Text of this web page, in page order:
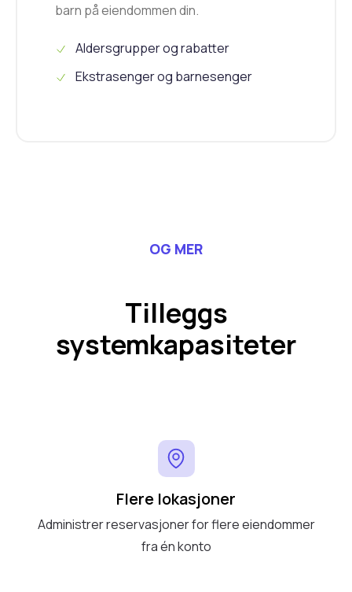
barn på eiendommen din.
Aldersgrupper og rabatter
Ekstrasenger og barnesenger
OG MER
Tilleggs
systemkapasiteter
Flere lokasjoner
Administrer reservasjoner for flere eiendommer
fra én konto